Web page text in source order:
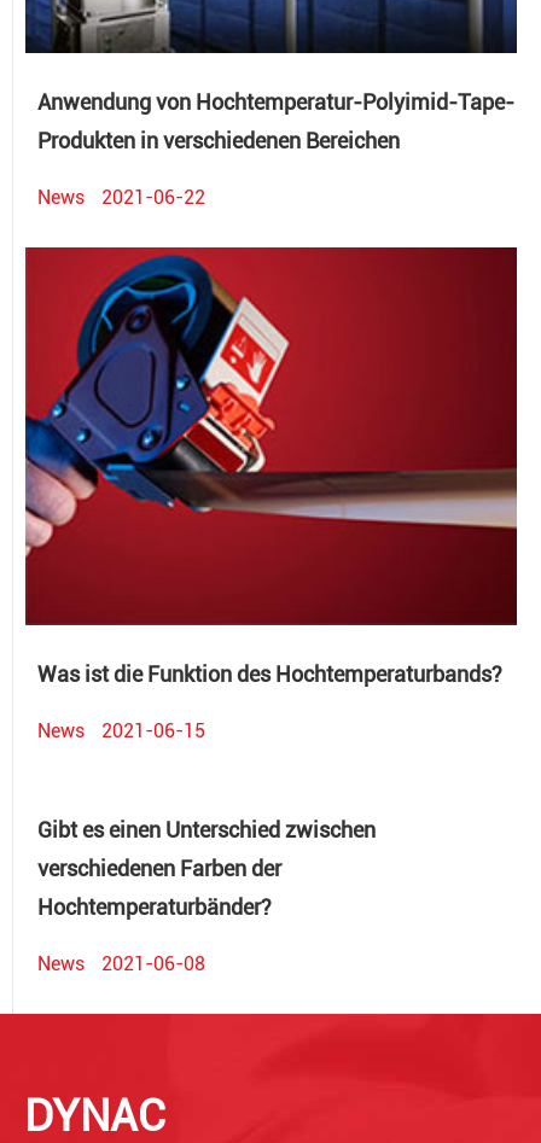
Anwendung von Hochtemperatur-Polyimid-Tape-
Produkten in verschiedenen Bereichen
News 2021-06-22
Was ist die Funktion des Hochtemperaturbands?
News 2021-06-15
Gibt es einen Unterschied zwischen
verschiedenen Farben der
Hochtemperaturbänder?
News 2021-06-08
DYNAC